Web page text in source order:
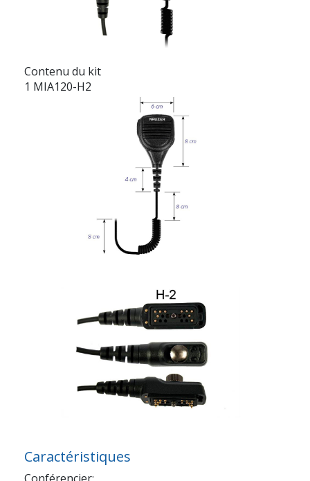
Contenu du kit
1 MIA120-H2
Caractéristiques